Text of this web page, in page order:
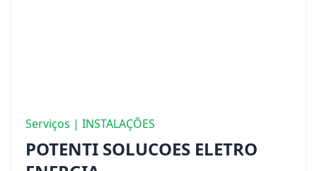
Serviços | INSTALAÇÕES
POTENTI SOLUCOES ELETRO